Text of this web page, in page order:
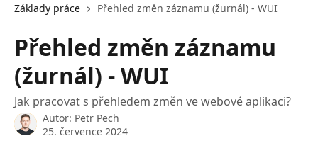
Základy práce
Přehled změn záznamu (žurnál) - WUI
Přehled změn záznamu
(žurnál) - WUI
Jak pracovat s přehledem změn ve webové aplikaci?
Autor: Petr Pech
25. července 2024